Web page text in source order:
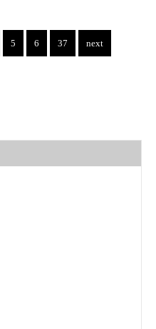
5 6 37 next